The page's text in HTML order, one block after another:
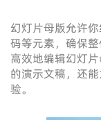
幻灯片母版允许
码等元素，确保
高效地编辑幻灯
的演示文稿，还
验。